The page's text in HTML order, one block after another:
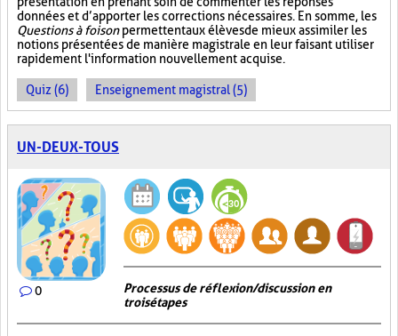
données et d’apporter les corrections nécessaires. En somme, les
Questions à foisonpermettent aux élèves de mieux assimiler les
notions présentées de manière magistrale en leur faisant utiliser
rapidement l'information nouvellement acquise.
Quiz (6) Enseignement magistral (5)
UN-DEUX-TOUS
0
Processus de réflexion/discussion en
trois étapes